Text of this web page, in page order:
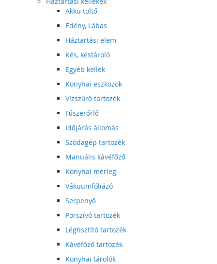
Akku töltő
Edény, Lábas
Háztartási elem
Kés, késtároló
Egyéb kellék
Konyhai eszközök
Vízszűrő tartozék
Fűszerőrlő
Időjárás állomás
Szódagép tartozék
Manuális kávéfőző
Konyhai mérleg
Vákuumfóliázó
Serpenyő
Porszívó tartozék
Légtisztító tartozék
Kávéfőző tartozék
Konyhai tárolók